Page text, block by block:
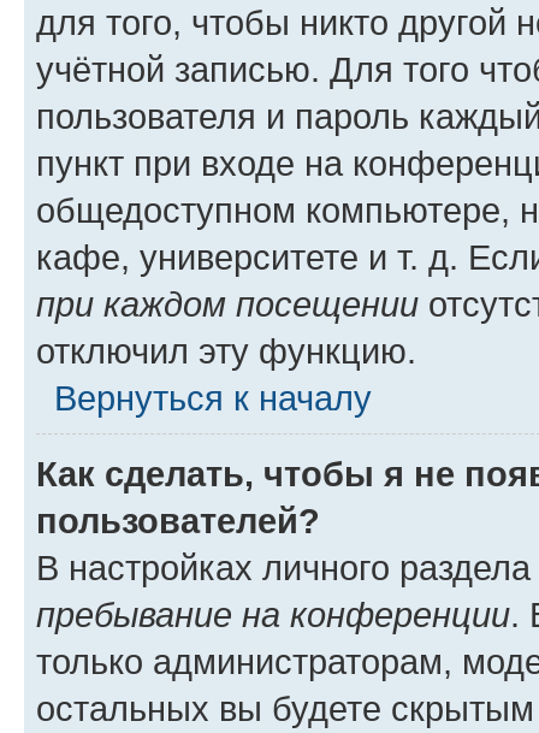
для того, чтобы никто другой
учётной записью. Для того
пользователя и пароль
пункт при входе на
общедоступном компьютере,
кафе, университете и т. д.
при каждом посещении
отключил эту функцию.
Вернуться к началу
Как сделать, чтобы я не
пользователей?
В настройках личного
пребывание на конференции.
только администраторам,
остальных вы будете